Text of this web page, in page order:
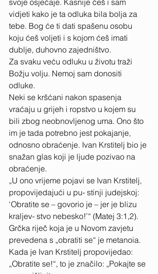
svoje osjećaje. Kasnije ćeš i sam
vidjeti kako je ta odluka bila bolja za
tebe. Bog će ti dati spašenu osobu
koju ćeš voljeti i s kojom ćeš imati
dublje, duhovno zajedništvo.
Za svaku veću odluku u životu traži
Božju volju. Nemoj sam donositi
odluke.
Neki se kršćani nakon spasenja
vraćaju u grijeh i ropstvo u kojem su
bili zbog neobnovljenog uma. Ono što
im je tada potrebno jest pokajanje,
odnosno obraćenje. Ivan Krstitelj bio je
snažan glas koji je ljude pozivao na
obraćenje.
„U ono vrijeme pojavi se Ivan Krstitelj,
propovijedajući u pu- stinji judejskoj:
‘Obratite se – govorio je – jer je blizu
kraljev- stvo nebesko!’“ (Matej 3:1,2).
Grčka riječ koja je u Novom zavjetu
prevedena s „obratiti se“ je metanoia.
Kada je Ivan Krstitelj propovijedao:
„Obratite se!“, to je značilo: „Pokajte se